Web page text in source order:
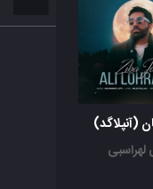
(آنپلاگد)
لهراسبی